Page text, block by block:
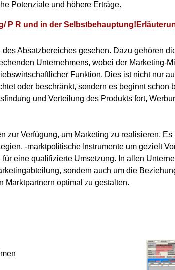
Potenziale und höhere Erträge.
P R und in der
Absatzbereiches gesehen. Dazu gehören
Unternehmens, wobei der Marketing-
Funktion. Dies ist nicht nur
oder beschränkt, sondern es beginnt schon
und Verteilung des Produkts fort,
zur Verfügung, um Marketing zu realisieren.
-marktpolitische Instrumente um gezielt
eine qualifizierte Umsetzung. In allen
sondern auch um die
Marktpartnern optimal zu gestalten.